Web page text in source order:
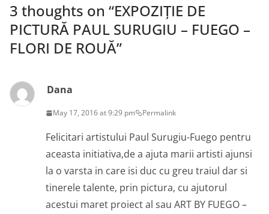
3 thoughts on “EXPOZIȚIE DE
PICTURĂ PAUL SURUGIU – FUEGO –
FLORI DE ROUĂ”
Dana
May 17, 2016 at 9:29 pm Permalink
Felicitari artistului Paul Surugiu-Fuego pentru
aceasta initiativa,de a ajuta marii artisti ajunsi
la o varsta in care isi duc cu greu traiul dar si
tinerele talente, prin pictura, cu ajutorul
acestui maret proiect al sau ART BY FUEGO –